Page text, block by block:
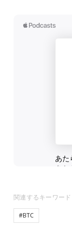
関連するキーワード
#BTC